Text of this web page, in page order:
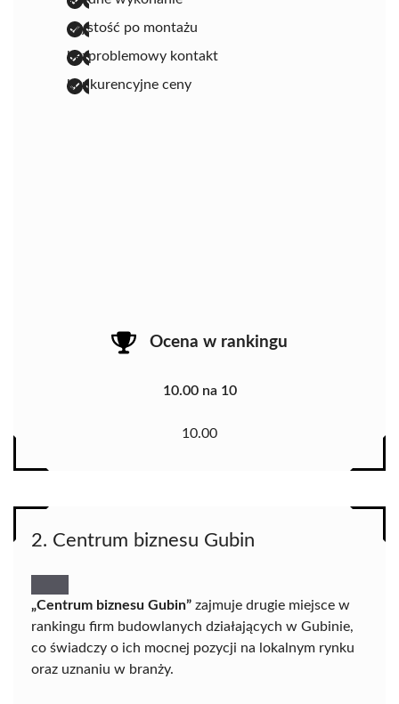
czystość po montażu
bezproblemowy kontakt
konkurencyjne ceny
Ocena w rankingu
10.00 na 10
10.00
2. Centrum biznesu Gubin
„Centrum biznesu Gubin” zajmuje drugie miejsce w
rankingu firm budowlanych działających w Gubinie,
co świadczy o ich mocnej pozycji na lokalnym rynku
oraz uznaniu w branży.